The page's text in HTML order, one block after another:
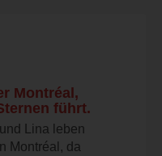
Montréal,
führt.
Lina leben
Montréal, da